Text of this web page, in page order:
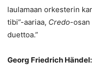
laulamaan orkesterin
tibi”-aariaa, Credo-osan
duettoa.”
Georg Friedrich Händel: